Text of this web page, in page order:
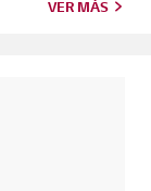
VER MÁS